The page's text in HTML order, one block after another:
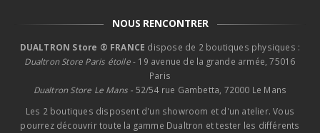
NOUS RENCONTRER
DUALTRON Store ® FRANCE dispose de 2 boutiques physiques :
Dualtron Store Paris étoile- 19 avenue de la grande armée, 75016
Paris
Dualtron Store Le Mans - 52/54 rue Gambetta, 72000 Le Mans
Les 2 boutiques disposent d'un showroom et d'un atelier. Vous
pourrez découvrir toute la gamme Dualtron et tester les différents